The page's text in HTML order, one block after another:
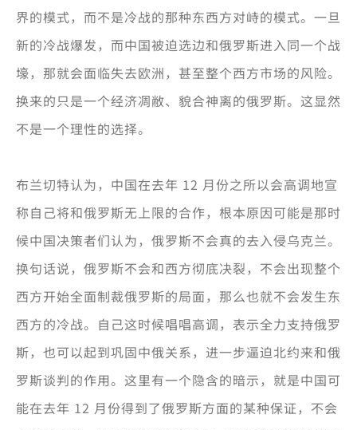
界的模式，而不是冷战的那种东西方对峙的模式。一旦
新的冷战爆发，而中国被迫选边和俄罗斯进入同一个战
壕，那就会面临失去欧洲，甚至整个西方市场的风险。
换来的只是一个经济凋敝、貌合神离的俄罗斯。这显然
不是一个理性的选择。
布兰切特认为，中国在去年 12 月份之所以会高调地宣
称自己将和俄罗斯无上限的合作，根本原因可能是那时
候中国决策者们认为，俄罗斯不会真的去入侵乌克兰。
换句话说，俄罗斯不会和西方彻底决裂，不会出现整个
西方开始全面制裁俄罗斯的局面，那么也就不会发生东
西方的冷战。自己这时候唱唱高调，表示全力支持俄罗
斯，也可以起到巩固中俄关系，进一步逼迫北约来和俄
罗斯谈判的作用。这里有一个隐含的暗示，就是中国可
能在去年 12 月份得到了俄罗斯方面的某种保证，不会